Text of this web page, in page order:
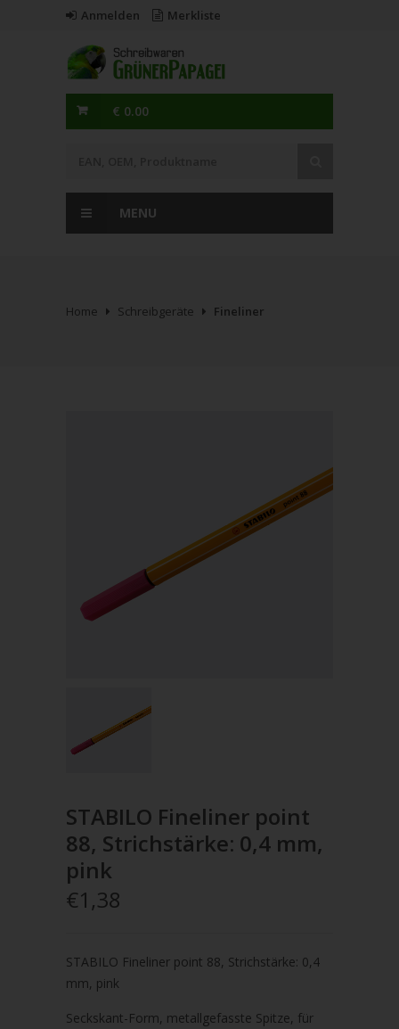
Anmelden Merkliste
€ 0.00
MENU
Home Schreibgeräte Fineliner
STABILO Fineliner point
88, Strichstärke: 0,4 mm,
pink
€1,38
STABILO Fineliner point 88, Strichstärke: 0,4
mm, pink
Seckskant-Form, metallgefasste Spitze, für